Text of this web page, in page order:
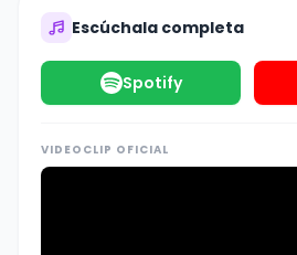
Escúchala completa
Spotify
VIDEOCLIP OFICIAL